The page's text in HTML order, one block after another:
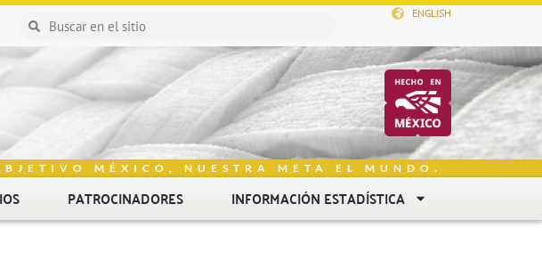
ENGLISH
MÉXICO, NUESTRA META EL MUNDO.
PATROCINADORES INFORMACIÓN ESTADÍSTICA